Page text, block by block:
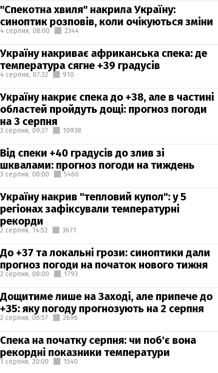
"Спекотна хвиля" накрила Україну:
синоптик розповів, коли очікуються зміни
4 серпня, 08:00 2344
Україну накриває африканська спека: де
температура сягне +39 градусів
4 серпня, 07:32 910
Україну накриє спека до +38, але в частині
областей пройдуть дощі: прогноз погоди
на 3 серпня
3 серпня, 09:27 10938
Від спеки +40 градусів до злив зі
шквалами: прогноз погоди на тиждень
3 серпня, 08:00 5460
Україну накрив "тепловий купол": у 5
регіонах зафіксували температурні
рекорди
2 серпня, 14:52 3671
До +37 та локальні грози: синоптики дали
прогноз погоди на початок нового тижня
2 серпня, 08:00 1793
Дощитиме лише на Заході, але припече до
+35: яку погоду прогнозують на 2 серпня
2 серпня, 06:57 2696
Спека на початку серпня: чи поб'є вона
рекордні показники температури
1 серпня, 20:00 1540